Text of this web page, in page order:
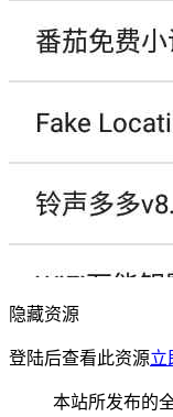
隐藏资源
登陆后查看此资源立
本站所发布的